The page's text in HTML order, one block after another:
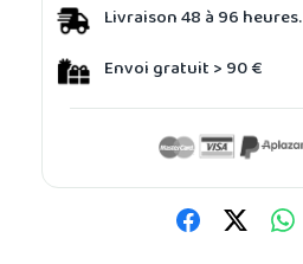
Livraison 48 à 96 heures.
Envoi gratuit > 90 €